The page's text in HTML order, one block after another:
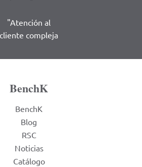
"Atención al
cliente compleja
BenchK
BenchK
Blog
RSC
Noticias
Catálogo